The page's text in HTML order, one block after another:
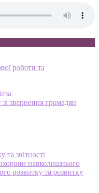
роботи та
звернення громадян
та звітності
навколишнього
розвитку та розвитку